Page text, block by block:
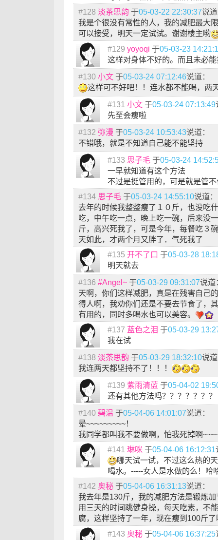
#128 淡茶思韵 于05-03-22 22:30:37说
我是个很没有常性的人，我的减肥最大
可以接受，明天一定试试。谢谢楼主哟
#129 yoyoqi 于05-03-23
这样对身体不好的。而且未必
#130 小文 于05-03-24 07:12:46说道：
这样可不好吧！！连水都不能喝，两
#131 小文 于05-03-24 07:13:49
先至会瘦啦
#132 弥漫 于05-03-24 10:53:43说道：
不错哦，就是不知道自己能不能坚持
#133 思子毛 于05-03-24
一早就知道有这个方法
不过是挺管用的，可是就是管
#134 思子毛 于05-03-24 14:55:10说道：
去年的时候我整整瘦了１０斤，也没吃
吃，中午吃一点，晚上吃一碗，后来没
斤，高兴死我了，可是今年，每餐吃３
天如此，才两个月又胖了．气死我了
#135 开不了口 于05-03-28
明天就去
#136 #Angel~ 于05-03-29 09:31:07说道
天啊，你们这样减肥，真是在残害自己
得人啊，我劝你们还是不要去节食了，
有用的，同时多喝水也可以美容。
#137 蓝色之泪 于05-03-29
我在试
#138 淡茶思韵 于05-03-29 18:32:10说
我连两天都坚持不了！！！
#139 紫雨清蓝 于05-04-02
还有其他方法吗？？？？？？？
#140 碧温 于05-04-06 14:01:07说道：
晕~~~~~~~~~！
我同学都叫我不要做啊，怕我死掉啊
#141 琳咪 于05-04-06 16:12:31
哪天试一试，不过这么热的
喝水。-----女人是水做的么！哈
#142 奥秘 于05-04-06 16:31:13说道：
我去年是130斤，我的减肥方法是锻炼
用三天的时间跳健身操，每天吃素，不
腐，这样坚持了一年，现在瘦到100斤了
#143 奥秘 于05-04-06 16:37:25